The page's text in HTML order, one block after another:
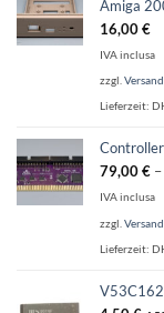
Amiga
16,00€
IVA inclusa
zzgl.
Lieferzeit:
79,00€ –
IVA inclusa
zzgl.
Lieferzeit: